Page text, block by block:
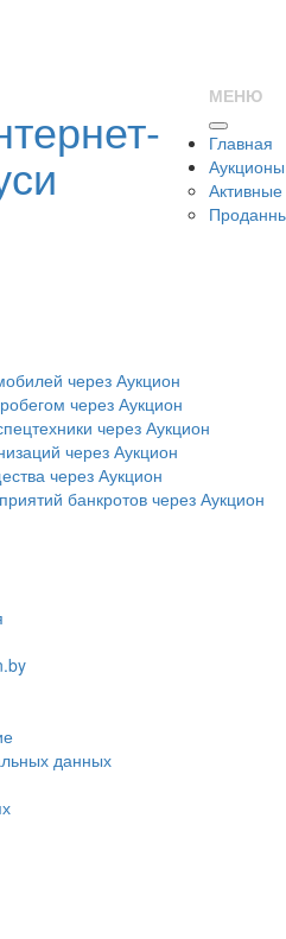
МЕНЮ
Главная
Аукционы
через Аукцион
через Аукцион
через Аукцион
через Аукцион
через Аукцион
банкротов через Аукцион
данных